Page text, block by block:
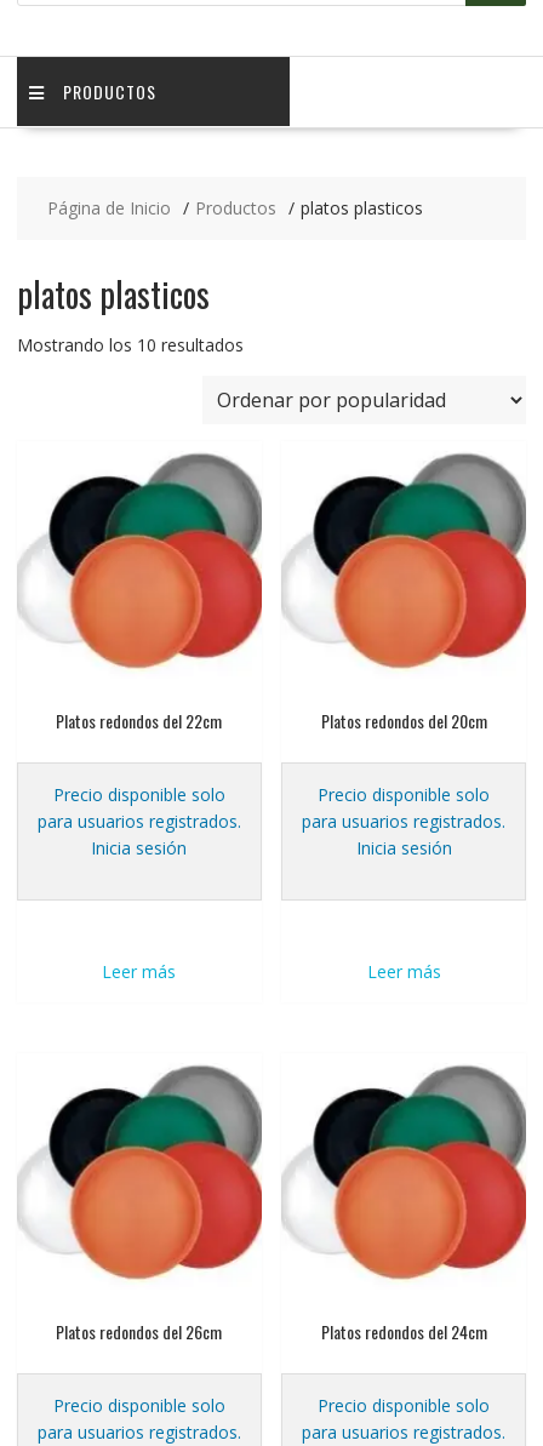
PRODUCTOS
Página de Inicio Productos platos plasticos
platos plasticos
Mostrando los 10 resultados
Platos redondos del 22cm
Precio disponible solo
para usuarios registrados.
Inicia sesión
Leer más
Platos redondos del 20cm
Precio disponible solo
para usuarios registrados.
Inicia sesión
Leer más
Platos redondos del 26cm
Precio disponible solo
para usuarios registrados.
Platos redondos del 24cm
Precio disponible solo
para usuarios registrados.